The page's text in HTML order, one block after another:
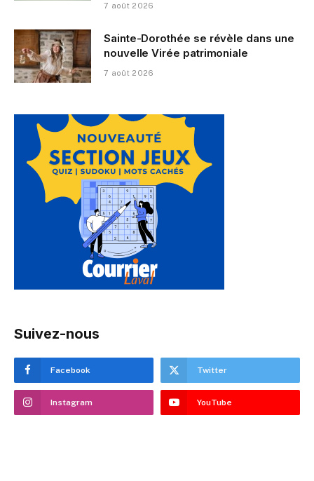
7 août 2026
Sainte-Dorothée se révèle dans une
nouvelle Virée patrimoniale
7 août 2026
Suivez-nous
Facebook Twitter
Instagram YouTube